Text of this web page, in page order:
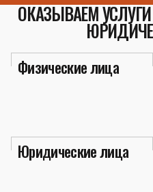
ОКАЗЫВАЕМ
Физические лица
Юридические лица